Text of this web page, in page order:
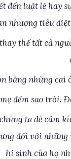
đến luật lệ hay
nhượng tiêu
thế tất cả
bằng những
đếm sao trời.
ta dễ cảm
đối với
hi sinh của họ